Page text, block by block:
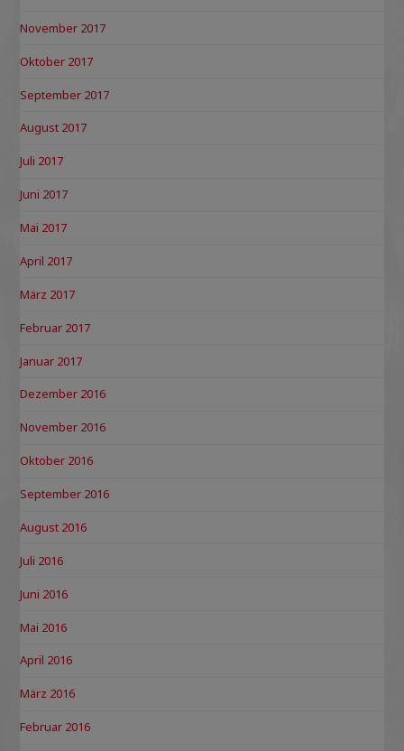
November 2017
Oktober 2017
September 2017
August 2017
Juli 2017
Juni 2017
Mai 2017
April 2017
März 2017
Februar 2017
Januar 2017
Dezember 2016
November 2016
Oktober 2016
September 2016
August 2016
Juli 2016
Juni 2016
Mai 2016
April 2016
März 2016
Februar 2016